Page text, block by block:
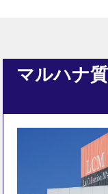
マルハナ